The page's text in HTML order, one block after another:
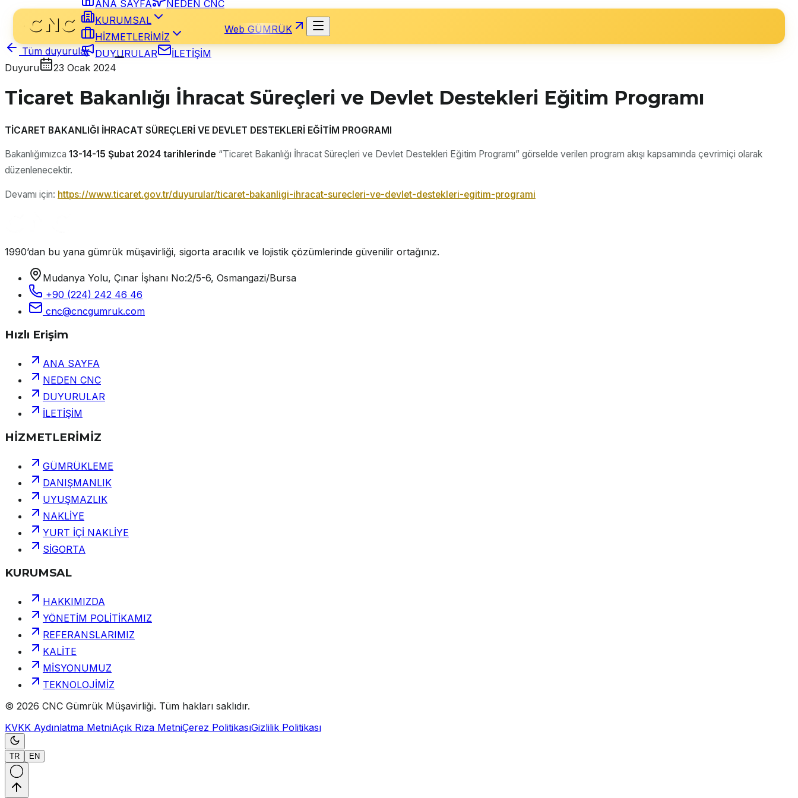
KURUMSAL
HİZMETLERİMİZ
DUYURULAR
İLETİŞİM
Web GÜMRÜK
Tüm duyurular
Duyuru
23 Ocak 2024
Ticaret Bakanlığı İhracat Süreçleri ve Devlet Destekleri Eğitim Programı
TİCARET BAKANLIĞI İHRACAT SÜREÇLERİ VE DEVLET DESTEKLERİ EĞİTİM PROGRAMI
Bakanlığımızca 13-14-15 Şubat 2024 tarihlerinde “Ticaret Bakanlığı İhracat Süreçleri ve Devlet Destekleri Eğitim Programı” görselde verilen program akışı kapsamında çevrimiçi olarak
düzenlenecektir.
Devamı için: https://www.ticaret.gov.tr/duyurular/ticaret-bakanligi-ihracat-surecleri-ve-devlet-destekleri-egitim-programi
1990’dan bu yana gümrük müşavirliği, sigorta aracılık ve lojistik çözümlerinde güvenilir ortağınız.
Mudanya Yolu, Çınar İşhanı No:2/5-6, Osmangazi/Bursa
+90 (224) 242 46 46
cnc@cncgumruk.com
Hızlı Erişim
ANA SAYFA
NEDEN CNC
DUYURULAR
İLETİŞİM
HİZMETLERİMİZ
GÜMRÜKLEME
DANIŞMANLIK
UYUŞMAZLIK
NAKLİYE
YURT İÇİ NAKLİYE
SİGORTA
KURUMSAL
HAKKIMIZDA
YÖNETİM POLİTİKAMIZ
REFERANSLARIMIZ
KALİTE
MİSYONUMUZ
TEKNOLOJİMİZ
© 2026 CNC Gümrük Müşavirliği. Tüm hakları saklıdır.
KVKK Aydınlatma MetniAçık Rıza MetniÇerez PolitikasıGizlilik Politikası
TR EN